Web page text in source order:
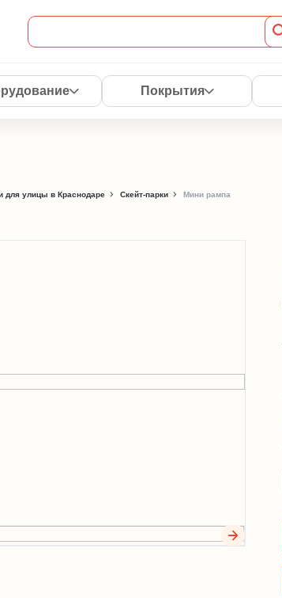
Покрытия
для улицы в Краснодаре Скейт-парки Мини рампа